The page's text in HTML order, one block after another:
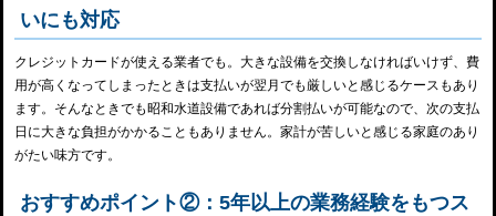
いにも対応
クレジットカードが使える業者でも。大きな設備を交換しなければいけず、費
用が高くなってしまったときは支払いが翌月でも厳しいと感じるケースもあり
ます。そんなときでも昭和水道設備であれば分割払いが可能なので、次の支払
日に大きな負担がかかることもありません。家計が苦しいと感じる家庭のあり
がたい味方です。
おすすめポイント②：5年以上の業務経験をもつス